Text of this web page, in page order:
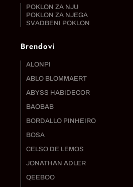
POKLON ZA NJU
POKLON ZA NJEGA
SVADBENI POKLON
Brendovi
ALONPI
ABLO BLOMMAERT
ABYSS HABIDECOR
BAOBAB
BORDALLO PINHEIRO
BOSA
CELSO DE LEMOS
JONATHAN ADLER
QEEBOO